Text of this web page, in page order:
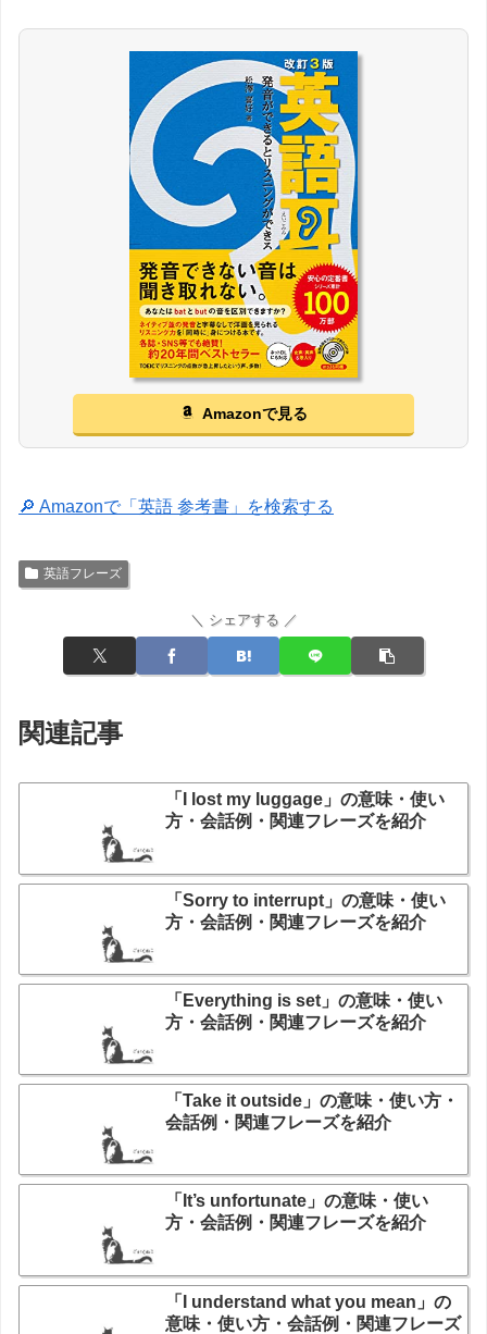
Amazonで見る
🔎 Amazonで「英語 参考書」を検索する
英語フレーズ
＼ シェアする ／
関連記事
「I lost my luggage」の意味・使い
方・会話例・関連フレーズを紹介
「Sorry to interrupt」の意味・使い
方・会話例・関連フレーズを紹介
「Everything is set」の意味・使い
方・会話例・関連フレーズを紹介
「Take it outside」の意味・使い方・
会話例・関連フレーズを紹介
「It’s unfortunate」の意味・使い
方・会話例・関連フレーズを紹介
「I understand what you mean」の
意味・使い方・会話例・関連フレーズ